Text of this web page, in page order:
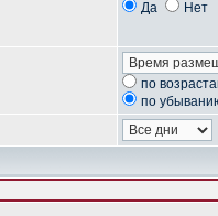
Да Нет
по
по